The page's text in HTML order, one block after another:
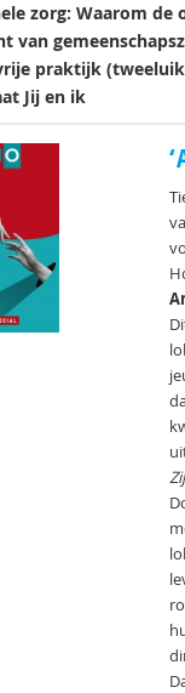
zorg: Waarom
van
praktijk
Jij en ik